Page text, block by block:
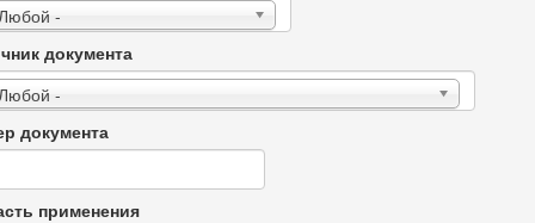
-
документа
-
документа
применения